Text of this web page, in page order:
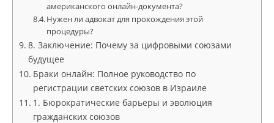
американского онлайн-документа?
Нужен ли адвокат для прохождения этой
процедуры?
8. Заключение: Почему за цифровыми союзами
будущее
Браки онлайн: Полное руководство по
регистрации светских союзов в Израиле
1. Бюрократические барьеры и эволюция
гражданских союзов